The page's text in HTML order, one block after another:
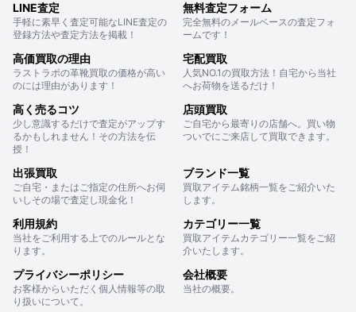
LINE査定
手軽に素早く査定可能なLINE査定の
登録方法や査定方法を掲載！
無料査定フォーム
完全無料のメールベースの査定フォ
ームです！
高価買取の理由
ラストラボの革靴買取の価格が高い
のには理由があります！
宅配買取
人気NO.1の買取方法！自宅から当社
へお荷物を送るだけ！
高く売るコツ
少し意識するだけで査定がアップす
るかもしれません！その方法を伝
授！
店頭買取
ご自宅から最寄りの店舗へ。買い物
ついでにご来店して買取できます。
出張買取
ご自宅・またはご指定の住所へお伺
いしその場で査定し現金化！
ブランド一覧
買取アイテム銘柄一覧をご紹介いた
します。
利用規約
当社をご利用する上でのルールとな
ります。
カテゴリー一覧
買取アイテムカテゴリー一覧をご紹
介いたします。
プライバシーポリシー
お客様からいただく個人情報等の取
り扱いについて。
会社概要
当社の概要。